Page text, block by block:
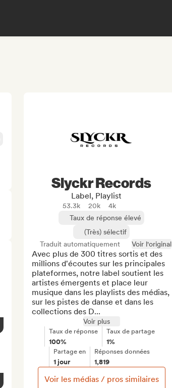
Slyckr Records
Label, Playlist
53.3k 20k
4k
Taux de réponse élevé
(Très) sélectif
Traduit automatiquement
Voir l'original
Avec plus de 300 titres sortis et des
millions d'écoutes sur les principales
plateformes, notre label soutient les
artistes émergents et place leur
musique dans les playlists des médias,
sur les pistes de danse et dans les
collections des D...
Voir plus
Taux de réponse
100%
Taux de partage
1%
Partage en
1 jour
Réponses données
1,819
Voir les médias / pros similaires